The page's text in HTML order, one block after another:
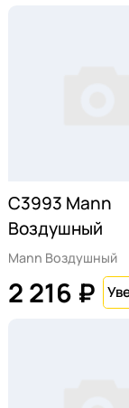
C3993 Mann
Воздушный
Mann Воздушный
2 216 ₽